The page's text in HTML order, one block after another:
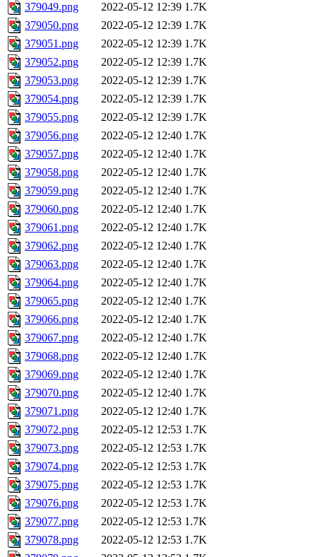
379049.png
2022-05-12 12:39 1.7K
379050.png
2022-05-12 12:39 1.7K
379051.png
2022-05-12 12:39 1.7K
379052.png
2022-05-12 12:39 1.7K
379053.png
2022-05-12 12:39 1.7K
379054.png
2022-05-12 12:39 1.7K
379055.png
2022-05-12 12:39 1.7K
379056.png
2022-05-12 12:40 1.7K
379057.png
2022-05-12 12:40 1.7K
379058.png
2022-05-12 12:40 1.7K
379059.png
2022-05-12 12:40 1.7K
379060.png
2022-05-12 12:40 1.7K
379061.png
2022-05-12 12:40 1.7K
379062.png
2022-05-12 12:40 1.7K
379063.png
2022-05-12 12:40 1.7K
379064.png
2022-05-12 12:40 1.7K
379065.png
2022-05-12 12:40 1.7K
379066.png
2022-05-12 12:40 1.7K
379067.png
2022-05-12 12:40 1.7K
379068.png
2022-05-12 12:40 1.7K
379069.png
2022-05-12 12:40 1.7K
379070.png
2022-05-12 12:40 1.7K
379071.png
2022-05-12 12:40 1.7K
379072.png
2022-05-12 12:53 1.7K
379073.png
2022-05-12 12:53 1.7K
379074.png
2022-05-12 12:53 1.7K
379075.png
2022-05-12 12:53 1.7K
379076.png
2022-05-12 12:53 1.7K
379077.png
2022-05-12 12:53 1.7K
379078.png
2022-05-12 12:53 1.7K